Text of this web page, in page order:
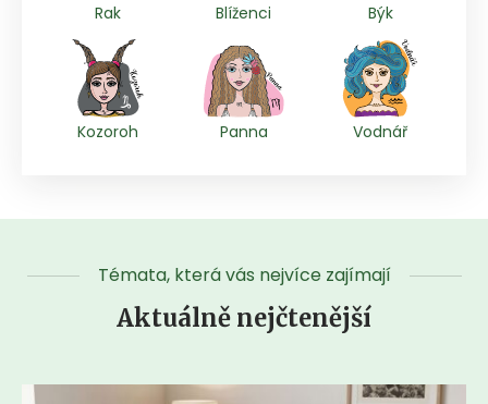
Rak Blíženci Býk
Kozoroh Panna Vodnář
Témata, která vás nejvíce zajímají
Aktuálně nejčtenější